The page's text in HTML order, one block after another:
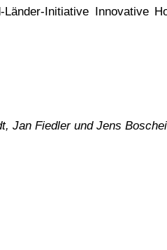
Initiative Innovative
Jan Fiedler und Jens